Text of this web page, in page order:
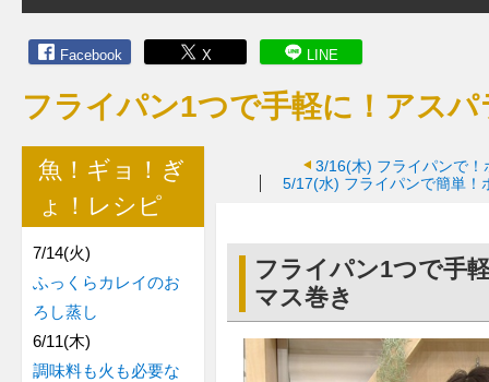
Facebook X LINE
フライパン1つで手軽に！アス
3/16(木) フライパンで
5/17(水) フライパンで簡単！
フライパン1つで手
マス巻き
魚！ギョ！ぎ
ょ！レシピ
7/14(火)
ふっくらカレイのお
ろし蒸し
6/11(木)
調味料も火も必要な